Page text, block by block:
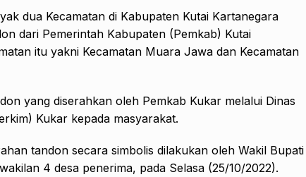
dua Kecamatan di Kabupaten Kutai Kartanegara
dari Pemerintah Kabupaten (Pemkab) Kutai
itu yakni Kecamatan Muara Jawa dan Kecamatan
yang diserahkan oleh Pemkab Kukar melalui Dinas
Kukar kepada masyarakat.
tandon secara simbolis dilakukan oleh Wakil Bupati
4 desa penerima, pada Selasa (25/10/2022).